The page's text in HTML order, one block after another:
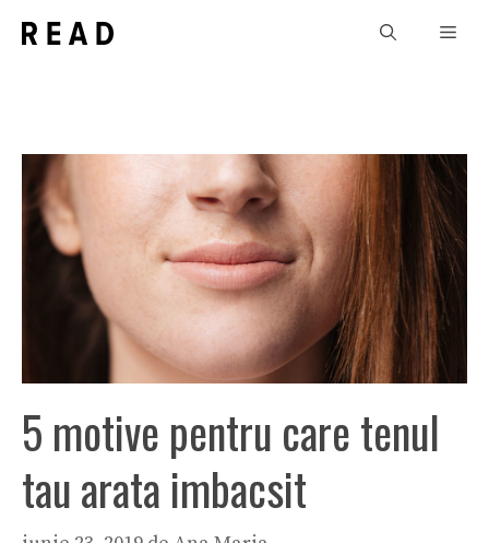
5 motive pentru care tenul
tau arata imbacsit